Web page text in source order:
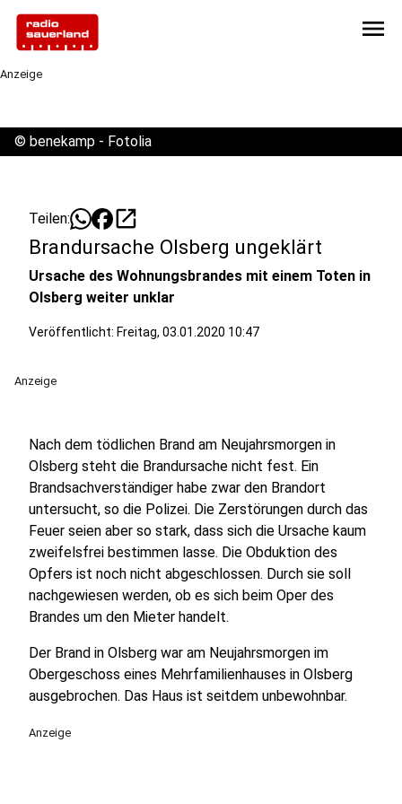
menu
Anzeige
© benekamp - Fotolia
Teilen: open_in_new
Brandursache Olsberg ungeklärt
Ursache des Wohnungsbrandes mit einem Toten in
Olsberg weiter unklar
Veröffentlicht: Freitag, 03.01.2020 10:47
Anzeige
Nach dem tödlichen Brand am Neujahrsmorgen in
Olsberg steht die Brandursache nicht fest. Ein
Brandsachverständiger habe zwar den Brandort
untersucht, so die Polizei. Die Zerstörungen durch das
Feuer seien aber so stark, dass sich die Ursache kaum
zweifelsfrei bestimmen lasse. Die Obduktion des
Opfers ist noch nicht abgeschlossen. Durch sie soll
nachgewiesen werden, ob es sich beim Oper des
Brandes um den Mieter handelt.
Der Brand in Olsberg war am Neujahrsmorgen im
Obergeschoss eines Mehrfamilienhauses in Olsberg
ausgebrochen. Das Haus ist seitdem unbewohnbar.
Anzeige